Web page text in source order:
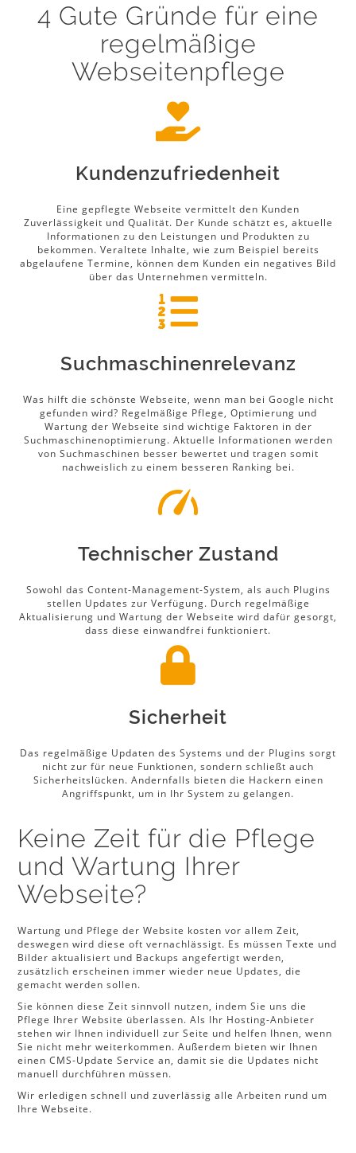
4 Gute Gründe für eine
regelmäßige
Webseitenpflege
Kundenzufriedenheit
Eine gepflegte Webseite vermittelt den Kunden
Zuverlässigkeit und Qualität. Der Kunde schätzt es, aktuelle
Informationen zu den Leistungen und Produkten zu
bekommen. Veraltete Inhalte, wie zum Beispiel bereits
abgelaufene Termine, können dem Kunden ein negatives Bild
über das Unternehmen vermitteln.
Suchmaschinenrelevanz
Was hilft die schönste Webseite, wenn man bei Google nicht
gefunden wird? Regelmäßige Pflege, Optimierung und
Wartung der Webseite sind wichtige Faktoren in der
Suchmaschinenoptimierung. Aktuelle Informationen werden
von Suchmaschinen besser bewertet und tragen somit
nachweislich zu einem besseren Ranking bei.
Technischer Zustand
Sowohl das Content-Management-System, als auch Plugins
stellen Updates zur Verfügung. Durch regelmäßige
Aktualisierung und Wartung der Webseite wird dafür gesorgt,
dass diese einwandfrei funktioniert.
Sicherheit
Das regelmäßige Updaten des Systems und der Plugins sorgt
nicht zur für neue Funktionen, sondern schließt auch
Sicherheitslücken. Andernfalls bieten die Hackern einen
Angriffspunkt, um in Ihr System zu gelangen.
Keine Zeit für die Pflege
und Wartung Ihrer
Webseite?
Wartung und Pflege der Website kosten vor allem Zeit,
deswegen wird diese oft vernachlässigt. Es müssen Texte und
Bilder aktualisiert und Backups angefertigt werden,
zusätzlich erscheinen immer wieder neue Updates, die
gemacht werden sollen.
Sie können diese Zeit sinnvoll nutzen, indem Sie uns die
Pflege Ihrer Website überlassen. Als Ihr Hosting-Anbieter
stehen wir Ihnen individuell zur Seite und helfen Ihnen, wenn
Sie nicht mehr weiterkommen. Außerdem bieten wir Ihnen
einen CMS-Update Service an, damit sie die Updates nicht
manuell durchführen müssen.
Wir erledigen schnell und zuverlässig alle Arbeiten rund um
Ihre Webseite.